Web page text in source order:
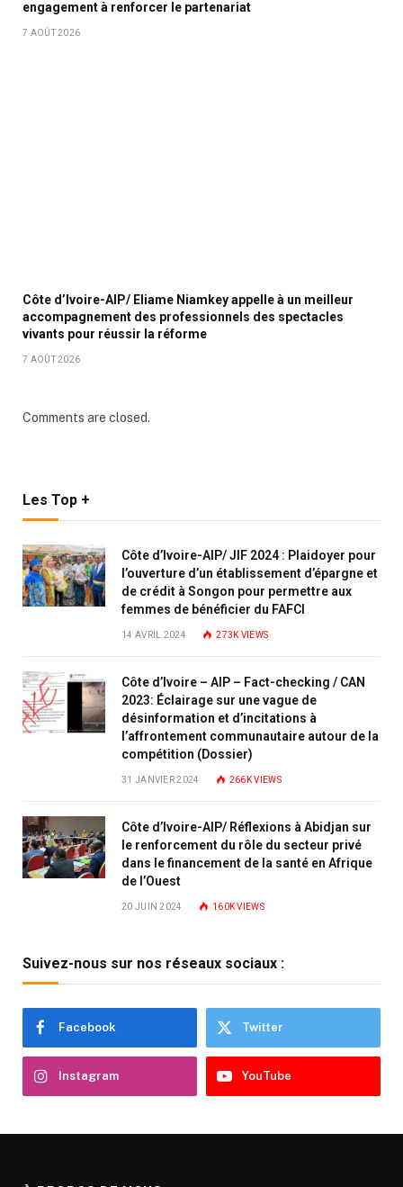
engagement à renforcer le partenariat
7 AOÛT 2026
Côte d’Ivoire-AIP/ Eliame Niamkey appelle à un meilleur
accompagnement des professionnels des spectacles
vivants pour réussir la réforme
7 AOÛT 2026
Comments are closed.
Les Top +
Côte d’Ivoire-AIP/ JIF 2024 : Plaidoyer pour
l’ouverture d’un établissement d’épargne et
de crédit à Songon pour permettre aux
femmes de bénéficier du FAFCI
14 AVRIL 2024 273K VIEWS
Côte d’Ivoire – AIP – Fact-checking / CAN
2023: Éclairage sur une vague de
désinformation et d’incitations à
l’affrontement communautaire autour de la
compétition (Dossier)
31 JANVIER 2024 266KVIEWS
Côte d’Ivoire-AIP/ Réflexions à Abidjan sur
le renforcement du rôle du secteur privé
dans le financement de la santé en Afrique
de l’Ouest
20 JUIN 2024 160KVIEWS
Suivez-nous sur nos réseaux sociaux :
Facebook Twitter
Instagram YouTube